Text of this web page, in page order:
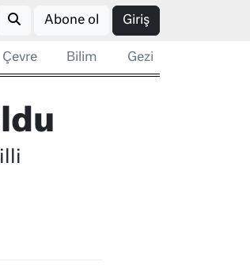
Abone ol Giriş
Çevre Bilim Gezi